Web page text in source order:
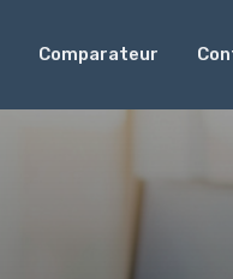
Comparateur